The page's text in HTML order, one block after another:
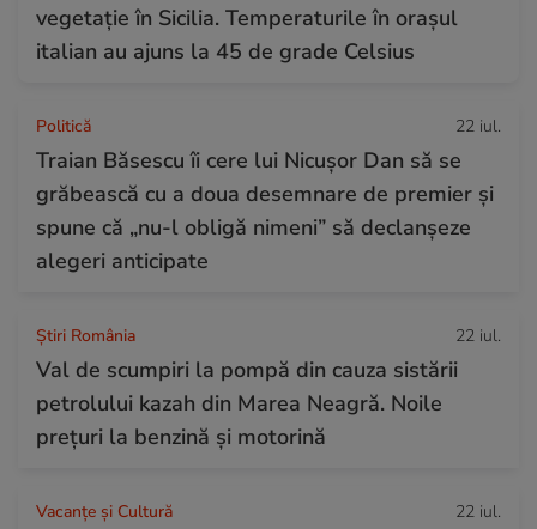
vegetație în Sicilia. Temperaturile în orașul
italian au ajuns la 45 de grade Celsius
Politică 22 iul.
Traian Băsescu îi cere lui Nicușor Dan să se
grăbească cu a doua desemnare de premier și
spune că „nu-l obligă nimeni” să declanșeze
alegeri anticipate
Știri România 22 iul.
Val de scumpiri la pompă din cauza sistării
petrolului kazah din Marea Neagră. Noile
prețuri la benzină și motorină
Vacanțe și Cultură 22 iul.